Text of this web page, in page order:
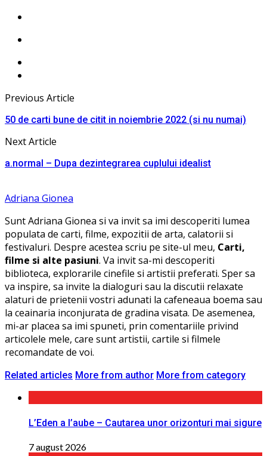
Previous Article
50 de carti bune de citit in noiembrie 2022 (si nu numai)
Next Article
a.normal – Dupa dezintegrarea cuplului idealist
Adriana Gionea
Sunt Adriana Gionea si va invit sa imi descoperiti lumea
populata de carti, filme, expozitii de arta, calatorii si
festivaluri. Despre acestea scriu pe site-ul meu, Carti,
filme si alte pasiuni. Va invit sa-mi descoperiti
biblioteca, explorarile cinefile si artistii preferati. Sper sa
va inspire, sa invite la dialoguri sau la discutii relaxate
alaturi de prietenii vostri adunati la cafeneaua boema sau
la ceainaria inconjurata de gradina visata. De asemenea,
mi-ar placea sa imi spuneti, prin comentariile privind
articolele mele, care sunt artistii, cartile si filmele
recomandate de voi.
Related articles More from author More from category
L’Eden a I’aube – Cautarea unor orizonturi mai sigure
7 august 2026